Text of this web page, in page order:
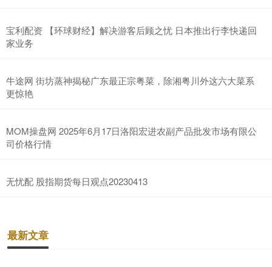
宝利配资 【环球财经】解决游客后顾之忧 日本推出行李快递回
家业务
牛途网 街坊蒸神揭秘广东最正宗粤菜，除湘粤川外这六大菜系
更惊艳
MOM操盘网 2025年6月17日洛阳宏进农副产品批发市场有限公
司价格行情
无忧配 股指期货每日观点20230413
最新文章